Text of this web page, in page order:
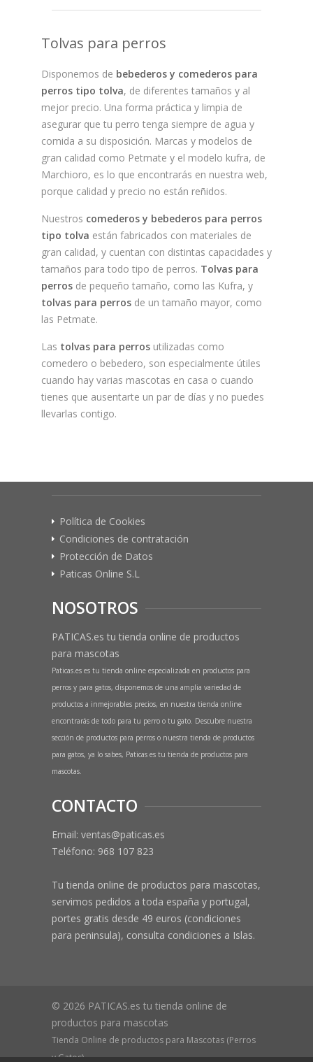
Tolvas para perros
Disponemos de bebederos y comederos para
perros tipo tolva, de diferentes tamaños y al
mejor precio. Una forma práctica y limpia de
asegurar que tu perro tenga siempre de agua y
comida a su disposición. Marcas y modelos de
gran calidad como Petmate y el modelo kufra, de
Marchioro, es lo que encontrarás en nuestra web,
porque calidad y precio no están reñidos.
Nuestros comederos y bebederos para perros
tipo tolva están fabricados con materiales de
gran calidad, y cuentan con distintas capacidades y
tamaños para todo tipo de perros. Tolvas para
perros de pequeño tamaño, como las Kufra, y
tolvas para perros de un tamaño mayor, como
las Petmate.
Las tolvas para perros utilizadas como
comedero o bebedero, son especialmente útiles
cuando hay varias mascotas en casa o cuando
tienes que ausentarte un par de días y no puedes
llevarlas contigo.
Política de Cookies
Condiciones de contratación
Protección de Datos
Paticas Online S.L
NOSOTROS
PATICAS.es tu tienda online de productos
para mascotas
Paticas.es es tu tienda online especializada en productos para
perros y para gatos, disponemos de una amplia variedad de
productos a inmejorables precios, en nuestra tienda online
encontrarás de todo para tu perro o tu gato. Descubre nuestra
sección de productos para perros o nuestra tienda de productos
para gatos, ya lo sabes, Paticas es tu tienda de productos para
mascotas.
CONTACTO
Email: ventas@paticas.es
Teléfono: 968 107 823
Tu tienda online de productos para mascotas,
servimos pedidos a toda españa y portugal,
portes gratis desde 49 euros (condiciones
para peninsula), consulta condiciones a Islas.
© 2026 PATICAS.es tu tienda online de
productos para mascotas
Tienda Online de productos para Mascotas (Perros
y Gatos)